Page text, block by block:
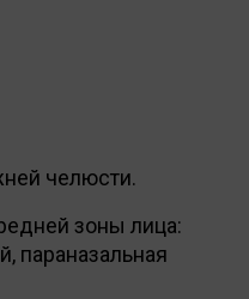
челюсти.
зоны лица:
параназальная